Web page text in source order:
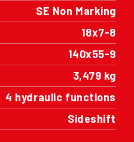
SE Non Marking
18x7-8
140x55-9
3,479 kg
4 hydraulic functions
Sideshift